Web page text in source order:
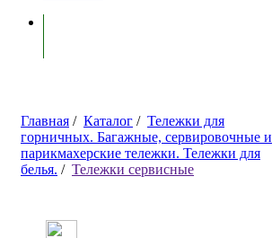
Главная / Каталог / Тележки для
горничных. Багажные, сервировочные и
парикмахерские тележки. Тележки для
белья. / Тележки сервисные